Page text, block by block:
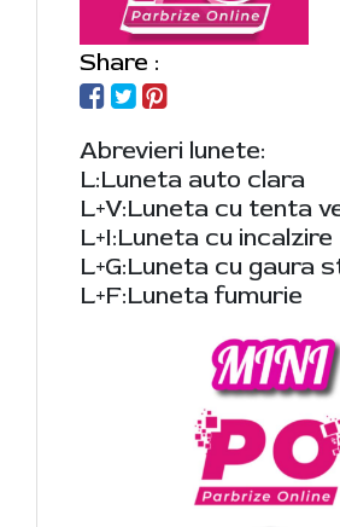
Share :
Abrevieri lunete:
L:Luneta auto clara
L+V:Luneta cu tenta
L+I:Luneta cu incalzire
L+G:Luneta cu gaura
L+F:Luneta fumurie